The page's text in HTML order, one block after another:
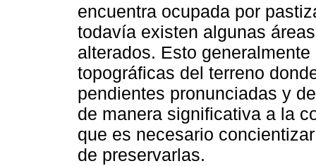
encuentra ocupada por
todavía existen algunas
alterados. Esto
topográficas del terreno
pendientes pronunciadas y
de manera significativa a la
que es necesario
de preservarlas.